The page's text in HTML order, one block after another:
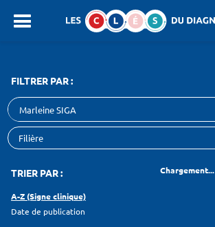
SEARCH :
FILTRER PAR :
Marleine SIGA
TRIER PAR : Chargement...
A-Z (Signe clinique)
Date de publication